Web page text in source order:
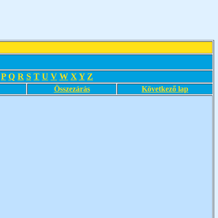
P Q R S T U V W X Y Z
Összezárás Következő lap